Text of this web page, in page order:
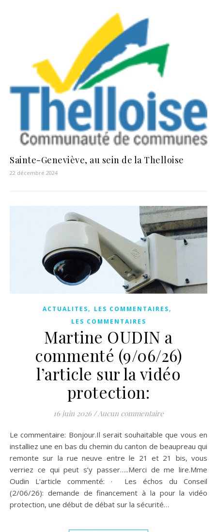
Sainte-Geneviève, au sein de la Thelloise
22 décembre 2024
ACTUALITES, LES COMMENTAIRES,
LES COMMENTAIRES
Martine OUDIN a
commenté (9/06/26)
l’article sur la vidéo
protection:
16 juin 2026 /Aucun commentaire
Le commentaire: Bonjour.Il serait souhaitable que vous en
installiez une en bas du chemin du canton de beaupreau qui
remonte sur la rue neuve entre le 21 et 21 bis, vous
verriez ce qui peut s’y passer…..Merci de me lire.Mme
Oudin L’article commenté: · Les échos du Conseil
(2/06/26): demande de financement à la pour la vidéo
protection, une début de débat sur la sécurité…